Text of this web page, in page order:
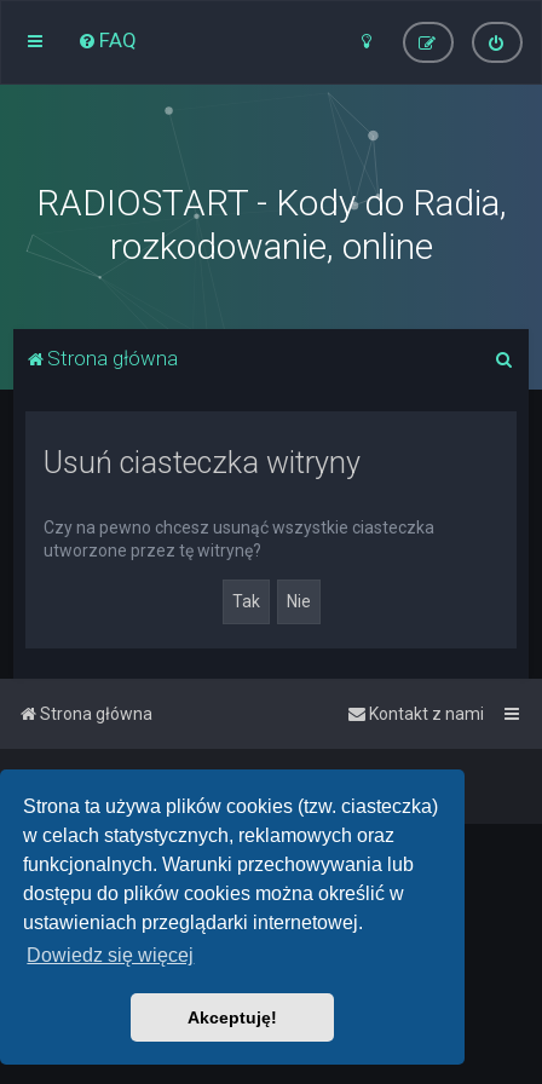
Strona ta używa plików cookies (tzw. ciasteczka)
w celach statystycznych, reklamowych oraz
funkcjonalnych. Warunki przechowywania lub
dostępu do plików cookies można określić w
ustawieniach przeglądarki internetowej.
Dowiedz się więcej
Akceptuję!
FAQ
RADIOSTART - Kody do Radia,
rozkodowanie, online
Strona główna
Usuń ciasteczka witryny
Czy na pewno chcesz usunąć wszystkie ciasteczka
utworzone przez tę witrynę?
Strona główna Kontakt z nami
Powered byphpBB™• Design byPlanetStyles
Polski pakiet językowy dostarcza phpBB.pl